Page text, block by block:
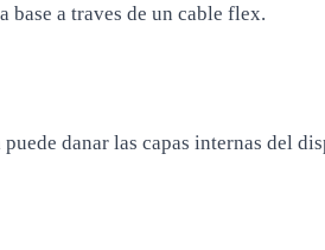
base a traves de un cable flex.
danar las capas internas del